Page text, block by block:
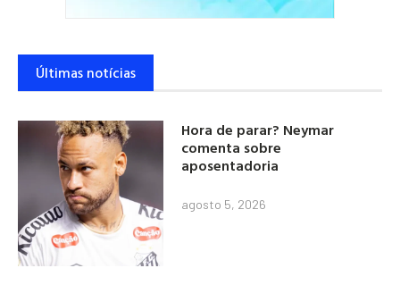
Últimas notícias
Hora de parar? Neymar
comenta sobre
aposentadoria
agosto 5, 2026